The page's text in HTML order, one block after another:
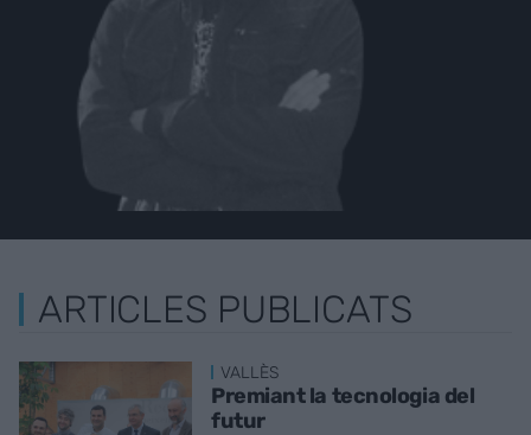
ARTICLES PUBLICATS
VALLÈS
Premiant la tecnologia del
futur